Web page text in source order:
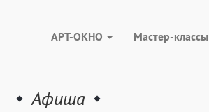
АРТ-ОКНО Мастер-классы
Афиша